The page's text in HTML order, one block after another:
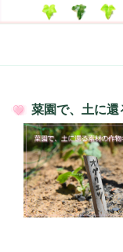
ン
ン
SO-GLAD
世界の料理のエッセ
綴る、世界248か国
投
稿
日:
菜園で、土に還